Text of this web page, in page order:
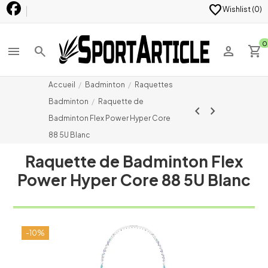
favoriteWishlist (0)
menu search person shopping_cart0
Accueil Badminton
Raquettes
Badminton
Raquette de
Badminton Flex Power Hyper Core
88 5U Blanc
chevron_left chevron_right
Raquette de Badminton Flex
Power Hyper Core 88 5U Blanc
-10%